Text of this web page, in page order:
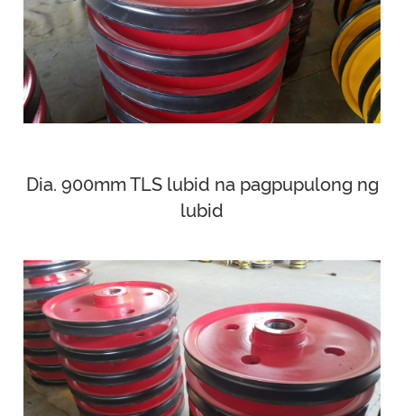
Dia. 900mm TLS lubid na pagpupulong ng
lubid